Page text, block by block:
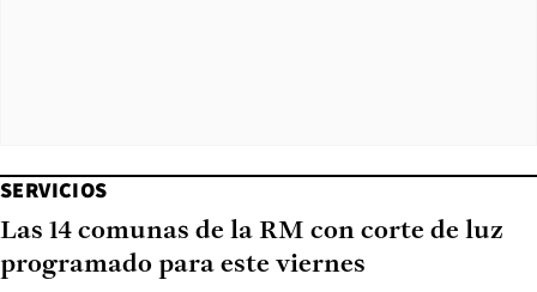
SERVICIOS
Las 14 comunas de la RM con corte de luz
programado para este viernes